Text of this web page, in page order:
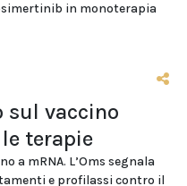
in monoterapia
sul vaccino
terapie
a mRNA. L’Oms segnala
e profilassi contro il